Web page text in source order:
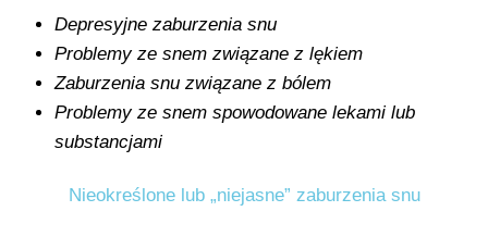
Depresyjne zaburzenia snu
Problemy ze snem związane z lękiem
Zaburzenia snu związane z bólem
Problemy ze snem spowodowane lekami lub
substancjami
Nieokreślone lub „niejasne” zaburzenia snu